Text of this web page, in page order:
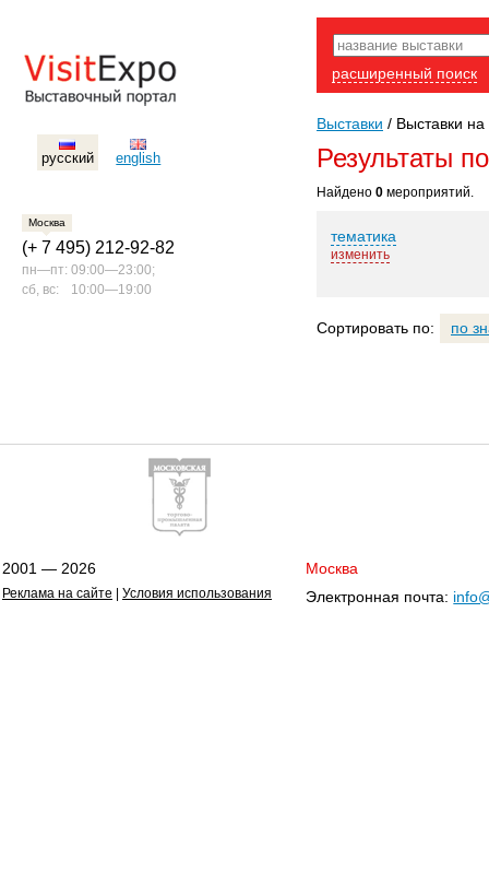
русский english
Москва
(+ 7 495) 212-92-82
пн—пт: 09:00—23:00;
сб, вс:
10:00—19:00
расширенный поиск
Выставки / Выставки на
Результаты
Найдено 0 мероприятий.
тематика
изменить
Сортировать по: по
2001 — 2026
Реклама на сайте Условия использования
Москва
Электронная почта: